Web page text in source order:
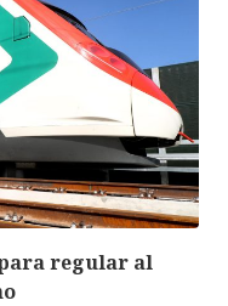
regular al